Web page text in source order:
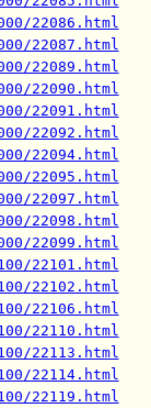
22086.html
22087.html
22089.html
22090.html
22091.html
22092.html
22094.html
22095.html
22097.html
22098.html
22099.html
22101.html
22102.html
22106.html
22110.html
22113.html
22114.html
22119.html